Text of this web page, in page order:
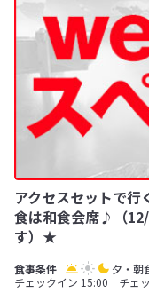
アクセスセットで
食は和食会席♪（
す）★
夕・朝
チェックイン 15:00 チェ